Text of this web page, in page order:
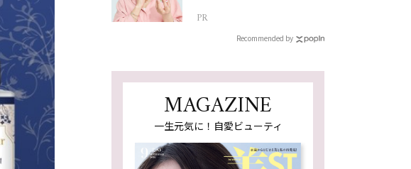
PR
Recommended by
MAGAZINE
一生元気に！自愛ビューティ